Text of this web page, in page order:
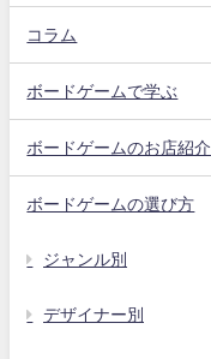
コラム
ボードゲームで学ぶ
ボードゲームのお店紹介
ボードゲームの選び方
ジャンル別
デザイナー別